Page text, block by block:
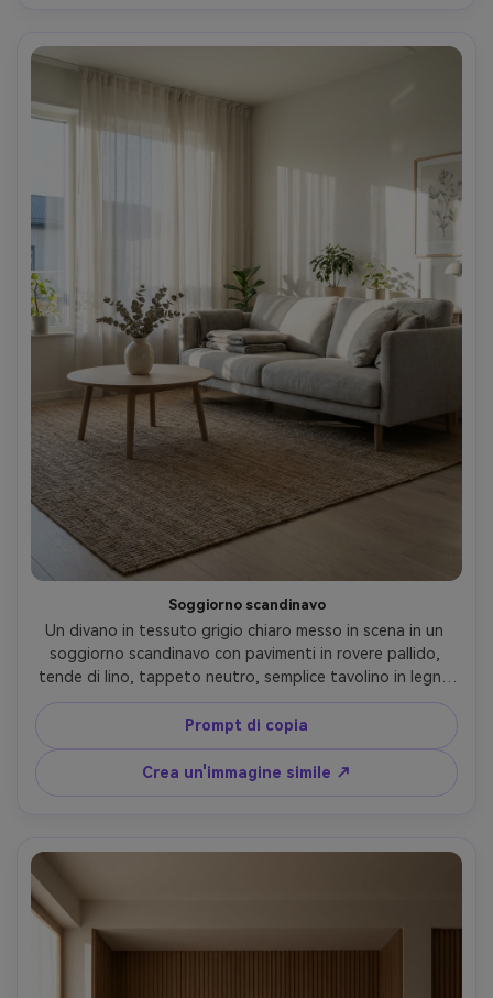
Soggiorno scandinavo
Un divano in tessuto grigio chiaro messo in scena in un
soggiorno scandinavo con pavimenti in rovere pallido,
tende di lino, tappeto neutro, semplice tavolino in legno
con un vaso in ceramica, morbida luce della finestra
mattutina che getta ombre delicate, scattato su Sony
A7R V con obiettivo da 35 mm, f/4, fotografia di interni
lifestyle, fotorealistica, ariosa colore classificazione- -ar
4:5
Prompt di copia
Crea un'immagine simile ↗